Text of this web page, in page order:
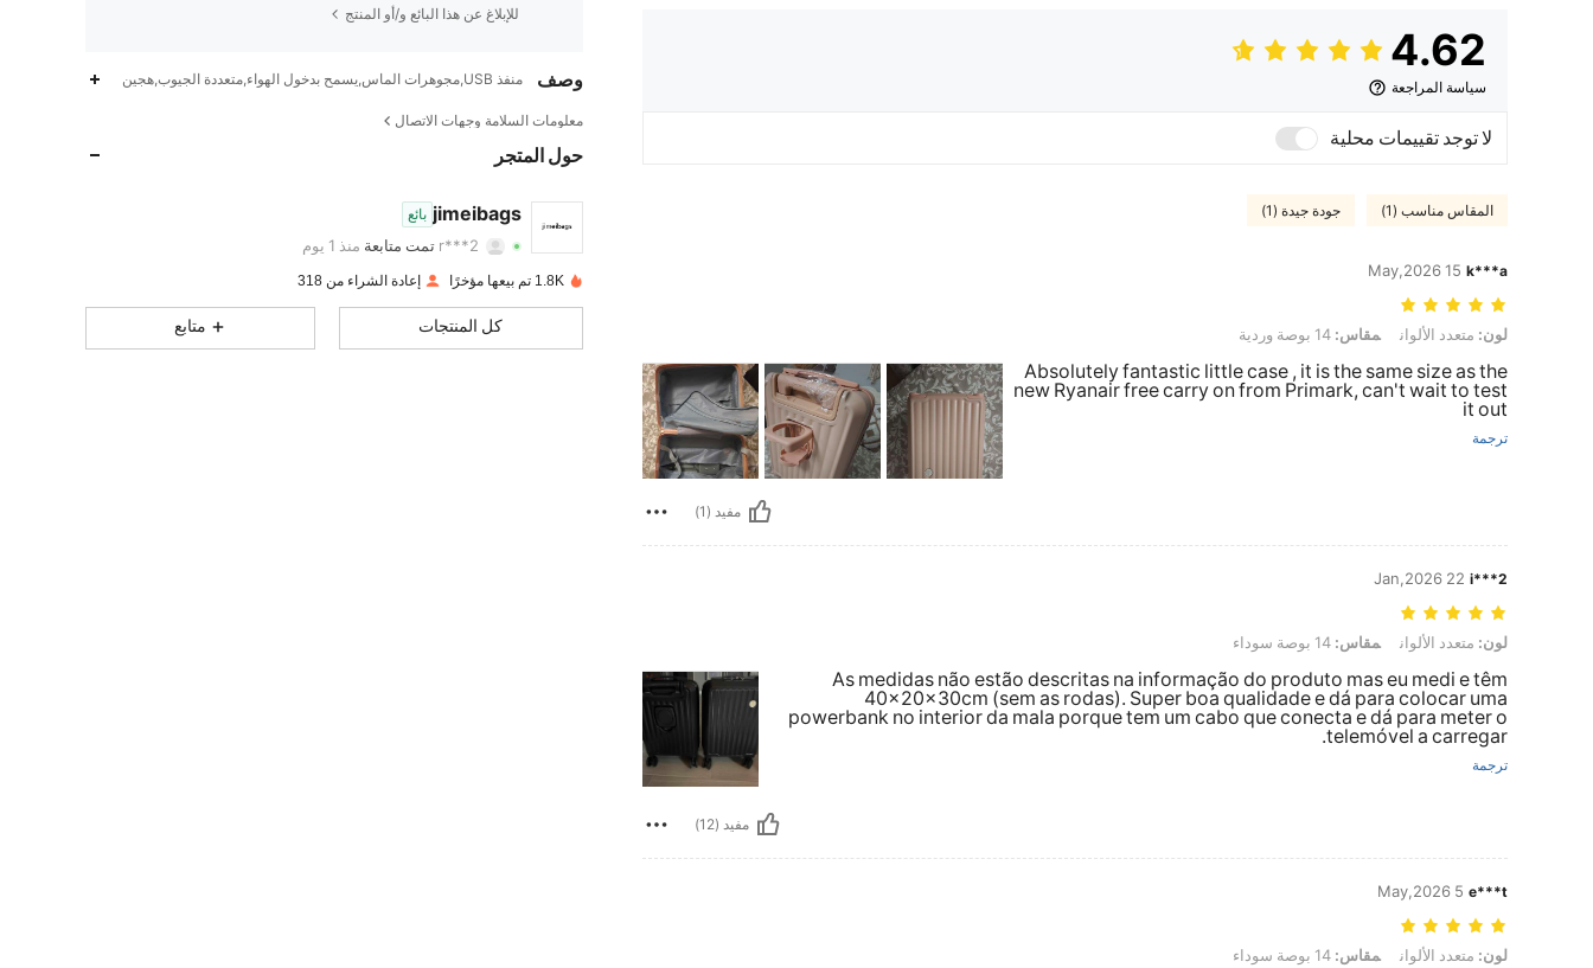
4.62
سياسة المراجعة
لا توجد تقييمات محلية
المقاس مناسب (1) جودة جيدة (1)
k***a
15 May,2026
لون: متعدد الألوان, مقاس: 14 بوصة وردية
لون: متعدد الألوان مقاس:
Absolutely fantastic little case , it is the same size as the
new Ryanair free carry on from Primark, can't wait to test
it out
ترجمة
مفيد (1)
i***2
22 Jan,2026
لون: متعدد الألوان, مقاس: 14 بوصة سوداء
لون: متعدد الألوان مقاس:
As medidas não estão descritas na informação do produto mas eu medi e têm
40x20x30cm (sem as rodas). Super boa qualidade e dá para colocar uma
powerbank no interior da mala porque tem um cabo que conecta e dá para meter o
telemóvel a carregar.
ترجمة
مفيد (12)
e***t
5 May,2026
لون: متعدد الألوان, مقاس: 14 بوصة سوداء
لون: متعدد الألوان مقاس:
للإبلاغ عن هذا البائع و/أو المنتج
وصف منفذ USB,مجوهرات الماس,يسمح بدخول الهواء,متعددة الجيوب,هجين
معلومات السلامة وجهات الاتصال
حول المتجر
jimeibags بائع
4.88
4.88
8
r***2 تمت متابعة منذ 1 يوم
4.88 متابعون
4.88
8
1K
1.8K تم بيعها مؤخرًا إعادة الشراء من 318
كل المنتجات متابع